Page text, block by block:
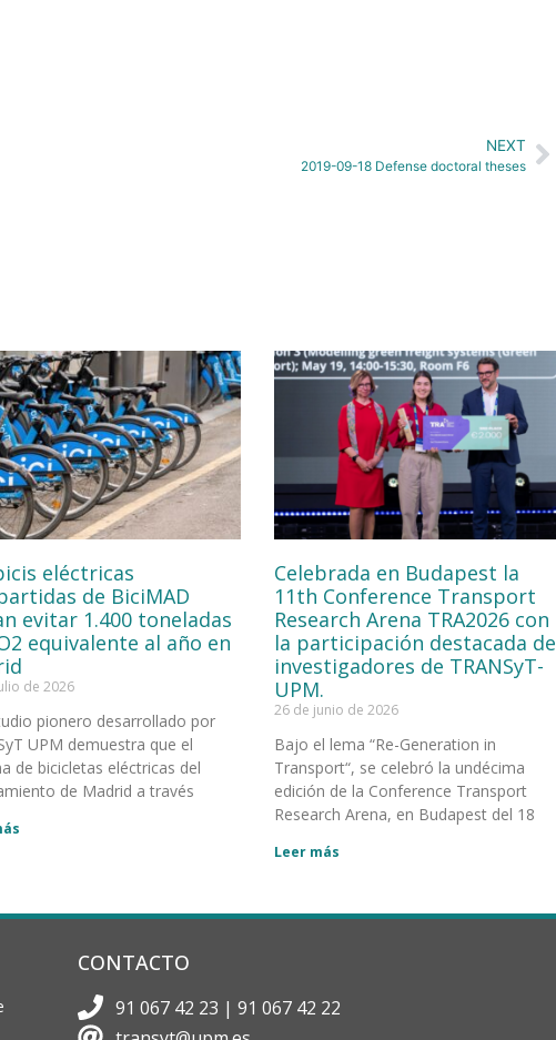
NEXT
2019-09-18 Defense doctoral theses
eléctricas
de BiciMAD
evitar 1.400 toneladas
equivalente al año en
de 2026
pionero desarrollado por
UPM demuestra que el
de bicicletas eléctricas del
de Madrid a través
Celebrada en Budapest la
11th Conference Transport
Research Arena TRA2026 con
la participación destacada de
investigadores de TRANSyT-
UPM.
26 de junio de 2026
Bajo el lema “Re-Generation in
Transport“, se celebró la undécima
edición de la Conference Transport
Research Arena, en Budapest del 18
Leer más
CONTACTO
91 067 42 23 | 91 067 42 22